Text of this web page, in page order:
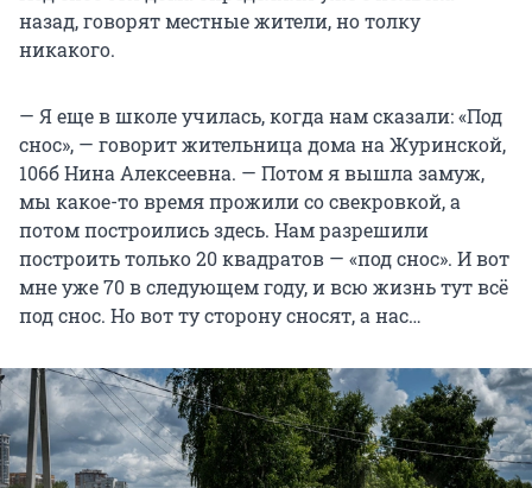
назад, говорят местные жители, но толку
никакого.
— Я еще в школе училась, когда нам сказали: «Под
снос», — говорит жительница дома на Журинской,
106б Нина Алексеевна. — Потом я вышла замуж,
мы какое-то время прожили со свекровкой, а
потом построились здесь. Нам разрешили
построить только 20 квадратов — «под снос». И вот
мне уже 70 в следующем году, и всю жизнь тут всё
под снос. Но вот ту сторону сносят, а нас…